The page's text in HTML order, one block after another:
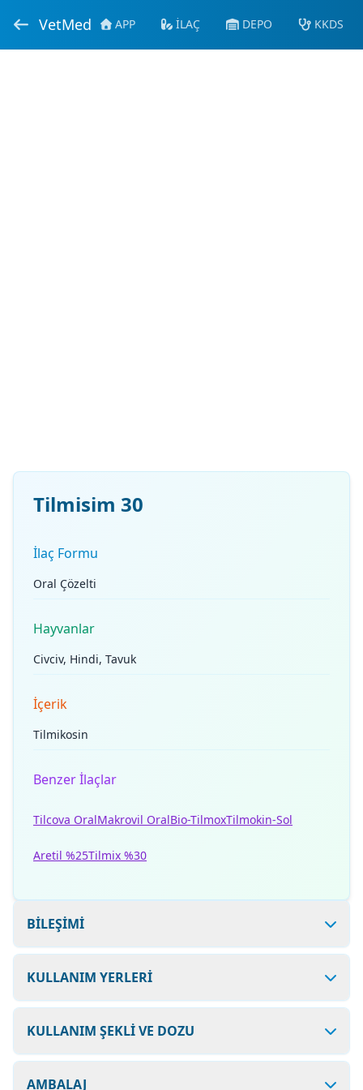
VetMed APP İLAÇ DEPO KKDS
Tilmisim 30
İlaç Formu
Oral Çözelti
Hayvanlar
Civciv, Hindi, Tavuk
İçerik
Tilmikosin
Benzer İlaçlar
Tilcova OralMakrovil OralBio-TilmoxTilmokin-Sol
Aretil %25Tilmix %30
BİLEŞİMİ
KULLANIM YERLERİ
KULLANIM ŞEKLİ VE DOZU
AMBALAJ